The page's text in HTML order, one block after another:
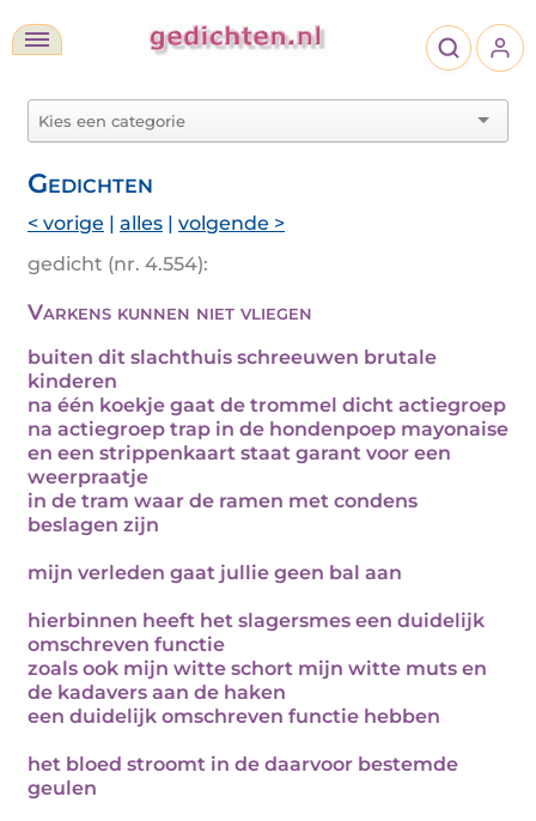
Gedichten
< vorige | alles | volgende >
gedicht (nr. 4.554):
Varkens kunnen niet vliegen
buiten dit slachthuis schreeuwen brutale
kinderen
na één koekje gaat de trommel dicht actiegroep
na actiegroep trap in de hondenpoep mayonaise
en een strippenkaart staat garant voor een
weerpraatje
in de tram waar de ramen met condens
beslagen zijn
mijn verleden gaat jullie geen bal aan
hierbinnen heeft het slagersmes een duidelijk
omschreven functie
zoals ook mijn witte schort mijn witte muts en
de kadavers aan de haken
een duidelijk omschreven functie hebben
het bloed stroomt in de daarvoor bestemde
geulen